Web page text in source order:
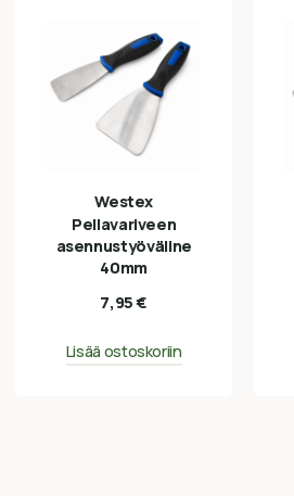
Westex
Pellavariveen
asennustyöväline
40mm
7,95€
Lisää ostoskoriin